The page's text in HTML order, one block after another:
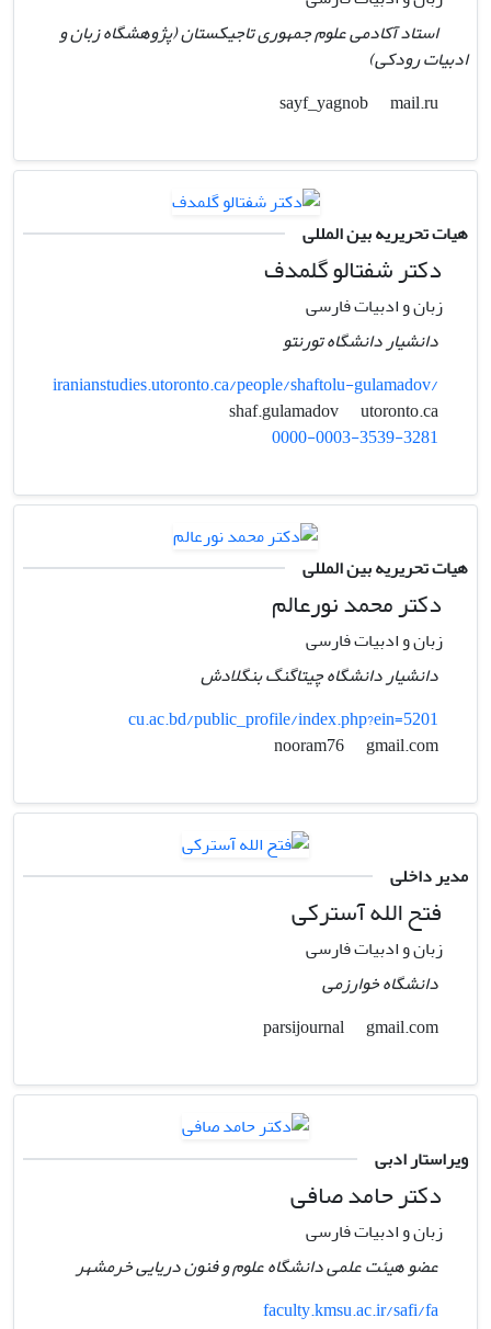
استاد آکادمی علوم جمهوری تاجیکستان (پژوهشگاه زبان و
ادبیات رودکی)
mail.ru
هیات تحریریه بین المللی
دکتر شفتالو گلمدف
زبان و ادبیات فارسی
دانشیار دانشگاه تورنتو
iranianstudies.utoronto.ca/people/shaftolu-gulamadov/
utoronto.ca
0000-0003-3539-3281
هیات تحریریه بین المللی
دکتر محمد نورعالم
زبان و ادبیات فارسی
دانشیار دانشگاه چیتاگنگ بنگلادش
cu.ac.bd/public_profile/index.php?ein=5201
gmail.com
مدیر داخلی
فتح الله آسترکی
زبان و ادبیات فارسی
دانشگاه خوارزمی
gmail.com
ویراستار ادبی
دکتر حامد صافی
زبان و ادبیات فارسی
عضو هیئت علمی دانشگاه علوم و فنون دریایی خرمشهر
faculty.kmsu.ac.ir/safi/fa